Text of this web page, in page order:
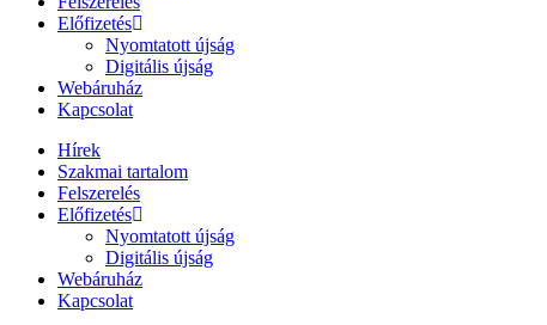
Előfizetés
Nyomtatott újság
Digitális újság
Webáruház
Kapcsolat
Hírek
Szakmai tartalom
Felszerelés
Előfizetés
Nyomtatott újság
Digitális újság
Webáruház
Kapcsolat